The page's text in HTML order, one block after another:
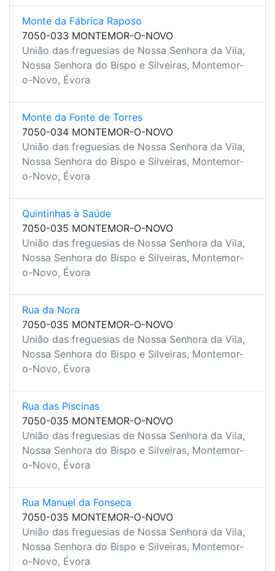
Monte da Fábrica Raposo
7050-033 MONTEMOR-O-NOVO
União das freguesias de Nossa Senhora da Vila,
Nossa Senhora do Bispo e Silveiras, Montemor-
o-Novo, Évora
Monte da Fonte de Torres
7050-034 MONTEMOR-O-NOVO
União das freguesias de Nossa Senhora da Vila,
Nossa Senhora do Bispo e Silveiras, Montemor-
o-Novo, Évora
Quintinhas à Saúde
7050-035 MONTEMOR-O-NOVO
União das freguesias de Nossa Senhora da Vila,
Nossa Senhora do Bispo e Silveiras, Montemor-
o-Novo, Évora
Rua da Nora
7050-035 MONTEMOR-O-NOVO
União das freguesias de Nossa Senhora da Vila,
Nossa Senhora do Bispo e Silveiras, Montemor-
o-Novo, Évora
Rua das Piscinas
7050-035 MONTEMOR-O-NOVO
União das freguesias de Nossa Senhora da Vila,
Nossa Senhora do Bispo e Silveiras, Montemor-
o-Novo, Évora
Rua Manuel da Fonseca
7050-035 MONTEMOR-O-NOVO
União das freguesias de Nossa Senhora da Vila,
Nossa Senhora do Bispo e Silveiras, Montemor-
o-Novo, Évora